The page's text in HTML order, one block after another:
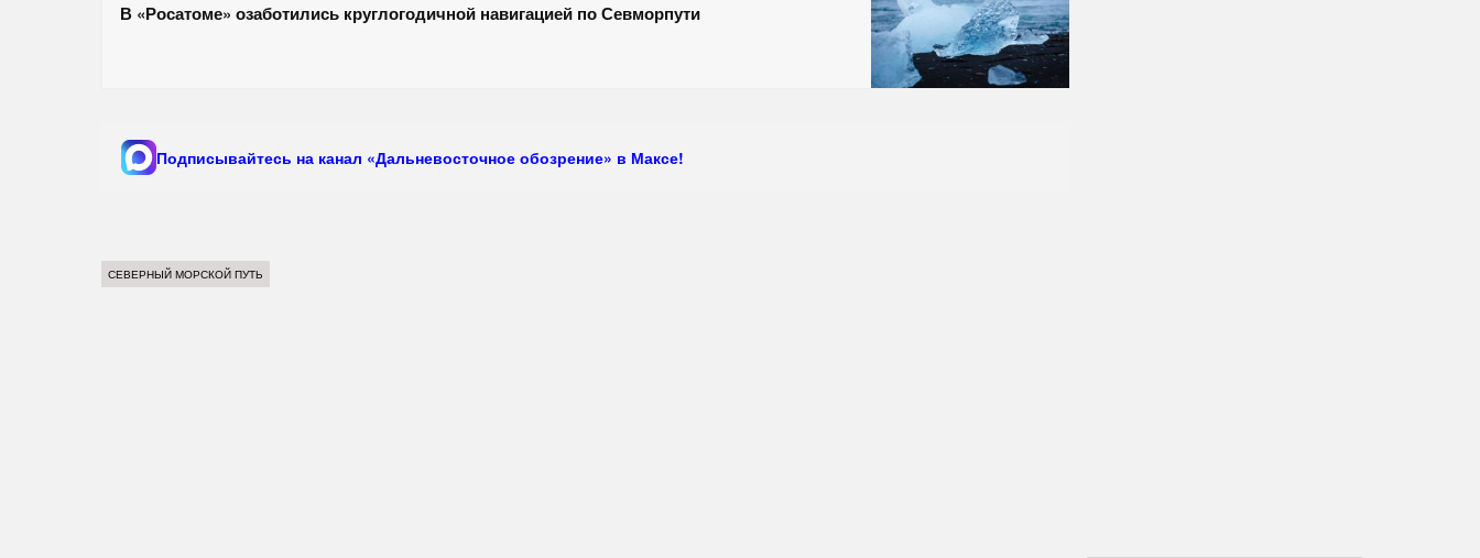
В «Росатоме» озаботились круглогодичной навигацией по Севморпути
Подписывайтесь на канал «Дальневосточное обозрение» в Максе!
СЕВЕРНЫЙ МОРСКОЙ ПУТЬ